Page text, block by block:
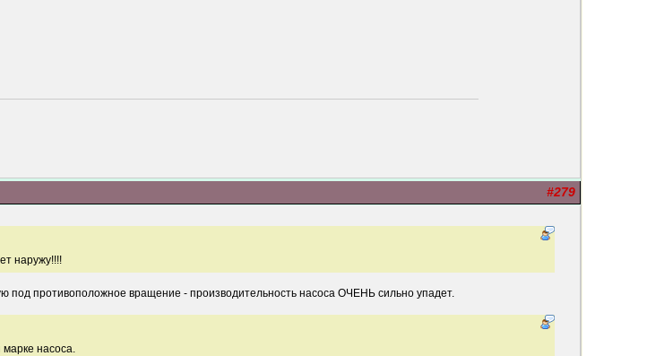
#279
наружу!!!!
под противоположное вращение - производительность насоса ОЧЕНЬ сильно упадет.
марке насоса.